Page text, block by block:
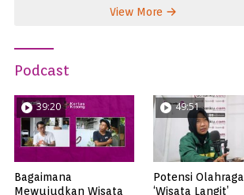
View More
Podcast
39:20
Bagaimana
Mewujudkan Wisata
49:51
Potensi Olahraga
‘Wisata Langit’